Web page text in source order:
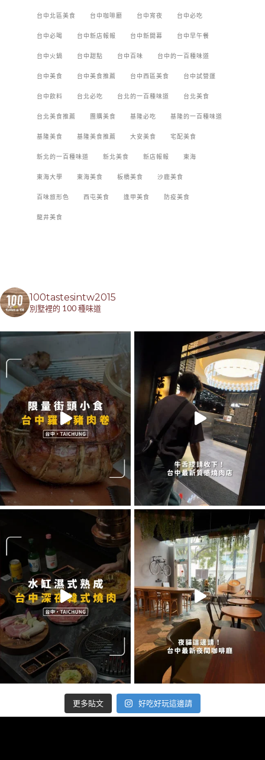
台中北區美食 台中咖啡廳 台中宵夜 台中必吃
台中必喝 台中新店報報 台中新開幕 台中早午餐
台中火鍋 台中甜點 台中百味 台中的一百種味道
台中美食 台中美食推薦 台中西區美食 台中試營運
台中飲料 台北必吃 台北的一百種味道 台北美食
台北美食推薦 團購美食 基隆必吃 基隆的一百種味道
基隆美食 基隆美食推薦 大安美食 宅配美食
新北的一百種味道 新北美食 新店報報 東海
東海大學 東海美食 板橋美食 沙鹿美食
百味旅形色 西屯美食 逢甲美食 防疫美食
龍井美食
100tastesintw2015
別墅裡的 100 種味道
更多貼文 好吃好玩這邊請